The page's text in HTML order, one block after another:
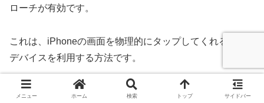
ローチが有効です。
これは、iPhoneの画面を物理的にタップしてくれる外部
デバイスを利用する方法です。
AmazonなどのECサイトで「スマホ 連打」「オートタッ
メニュー ホーム 検索 トップ サイドバー